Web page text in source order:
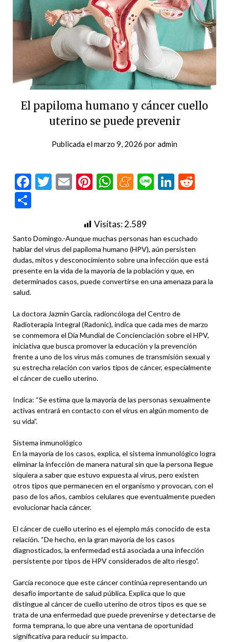
El papiloma humano y cáncer cuello
uterino se puede prevenir
Publicada elmarzo 9, 2026 poradmin
Facebook
Twitter
EmailPinterest
WhatsApp
Meneame
Line
Visitas:2.589
Santo Domingo.-Aunque muchas personas han escuchado
hablar del virus del papiloma humano (HPV), aún persisten
dudas, mitos y desconocimiento sobre una infección que está
presente en la vida de la mayoría de la población y que, en
determinados casos, puede convertirse en una amenaza para la
salud.
La doctora Jazmín García, radioncóloga del Centro de
Radioterapia Integral (Radonic), indica que cada mes de marzo
se conmemora el Día Mundial de Concienciación sobre el HPV,
iniciativa que busca promover la educación y la prevención
frente a uno de los virus más comunes de transmisión sexual y
su estrecha relación con varios tipos de cáncer, especialmente
el cáncer de cuello uterino.
Indica: “Se estima que la mayoría de las personas sexualmente
activas entrará en contacto con el virus en algún momento de
su vida”.
Sistema inmunológico
En la mayoría de los casos, explica, el sistema inmunológico logra
eliminar la infección de manera natural sin que la persona llegue
siquiera a saber que estuvo expuesta al virus, pero existen
otros tipos que permanecen en el organismo y provocan, con el
paso de los años, cambios celulares que eventualmente pueden
evolucionar hacia cáncer.
El cáncer de cuello uterino es el ejemplo más conocido de esta
relación. “De hecho, en la gran mayoría de los casos
diagnosticados, la enfermedad está asociada a una infección
persistente por tipos de HPV considerados de alto riesgo”.
García reconoce que este cáncer continúa representando un
desafío importante de salud pública. Explica que lo que
distingue al cáncer de cuello uterino de otros tipos es que se
trata de una enfermedad que puede prevenirse y detectarse de
forma temprana, lo que abre una ventana de oportunidad
significativa para reducir su impacto.